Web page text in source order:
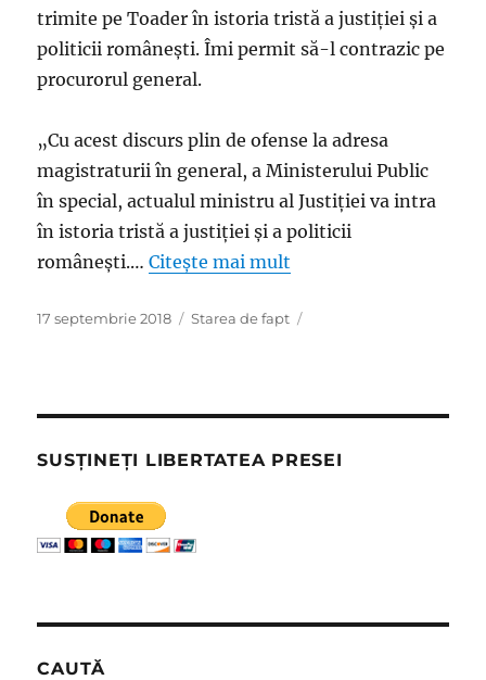
trimite pe Toader în istoria tristă a justiţiei şi a
politicii româneşti. Îmi permit să-l contrazic pe
procurorul general.
„Cu acest discurs plin de ofense la adresa
magistraturii în general, a Ministerului Public
în special, actualul ministru al Justiţiei va intra
în istoria tristă a justiţiei şi a politicii
româneşti.…Citește mai mult
Publicat
17 septembrie 2018 Categorii
Starea de fapt
SUSȚINEȚI LIBERTATEA PRESEI
CAUTĂ